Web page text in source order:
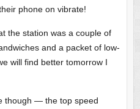
phone on vibrate!
the station was a couple of
and a packet of low-
will find better tomorrow I
though — the top speed